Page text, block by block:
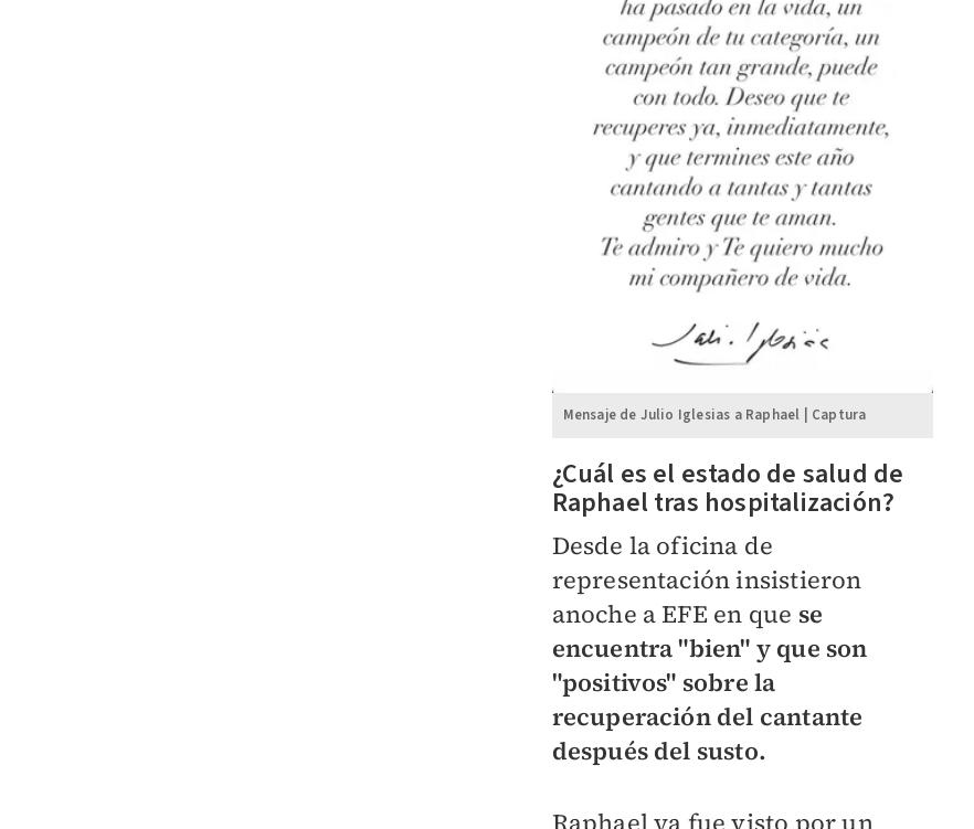
Mensaje de Julio Iglesias a Raphael | Captura
¿Cuál es el estado de salud de
Raphael tras hospitalización?
Desde la oficina de
representación insistieron
anoche a EFE en que se
encuentra "bien" y que son
"positivos" sobre la
recuperación del cantante
después del susto.
Raphael ya fue visto por un